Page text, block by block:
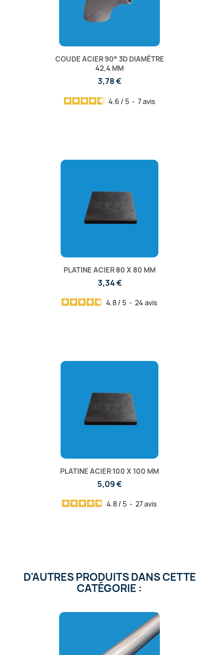
COUDE ACIER 90° 3D DIAMÈTRE
42,4 MM
3,78 €
4.6 / 5 - 7avis
PLATINE ACIER 80 X 80 MM
3,34 €
4.8 / 5 - 24 avis
PLATINE ACIER 100 X 100 MM
5,09 €
4.8 / 5 - 27avis
D'AUTRES PRODUITS DANS CETTE
CATÉGORIE :